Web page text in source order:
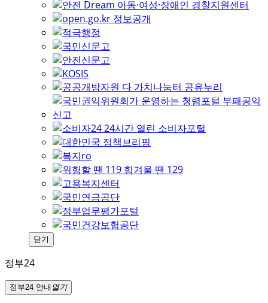
닫기
정부24
정부24 안내 열기